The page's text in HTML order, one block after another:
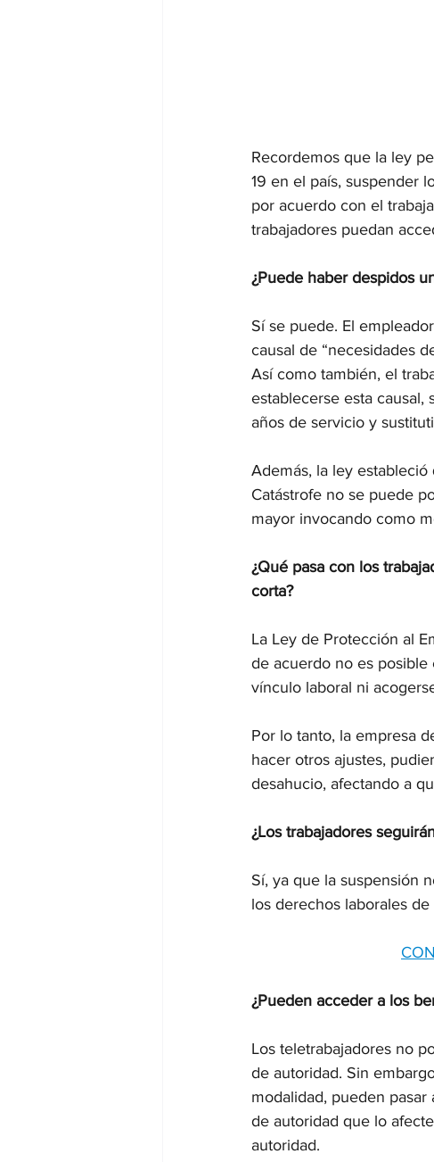
Recordemos que la ley
19 en el país, suspender
por acuerdo con el
trabajadores puedan
¿Puede haber despidos
Sí se puede. El
causal de “necesidades
Así como también, el
establecerse esta
años de servicio y
Además, la ley
Catástrofe no se puede
mayor invocando como
¿Qué pasa con los
corta?
La Ley de Protección al
de acuerdo no es posible
vínculo laboral ni
Por lo tanto, la empresa
hacer otros ajustes,
desahucio, afectando a
¿Los trabajadores
Sí, ya que la suspensión
los derechos laborales de
¿Pueden acceder a los
Los teletrabajadores no
de autoridad. Sin
modalidad, pueden
de autoridad que lo
autoridad.